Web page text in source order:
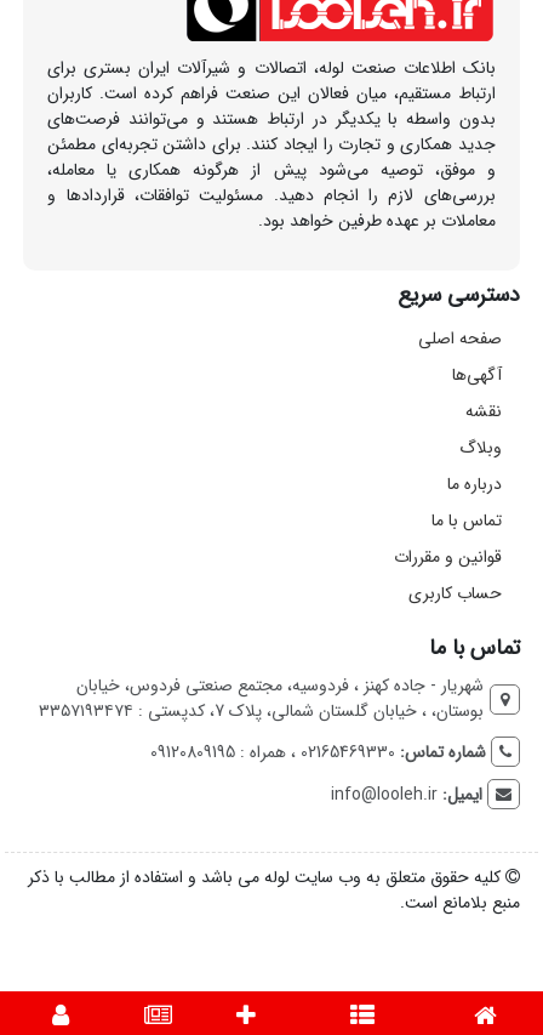
بانک اطلاعات صنعت لوله، اتصالات و شیرآلات ایران بستری برای
ارتباط مستقیم، میان فعالان این صنعت فراهم کرده است. کاربران
بدون واسطه با یکدیگر در ارتباط هستند و می‌توانند فرصت‌های
جدید همکاری و تجارت را ایجاد کنند. برای داشتن تجربه‌ای مطمئن
و موفق، توصیه می‌شود پیش از هرگونه همکاری یا معامله،
بررسی‌های لازم را انجام دهید. مسئولیت توافقات، قراردادها و
معاملات بر عهده طرفین خواهد بود.
دسترسی سریع
صفحه اصلی
آگهی‌ها
نقشه
وبلاگ
درباره ما
تماس با ما
قوانین و مقررات
حساب کاربری
تماس با ما
شهریار - جاده کهنز ، فردوسیه، مجتمع صنعتی فردوس، خیابان
بوستان، ، خیابان گلستان شمالی، پلاک 7، کدپستی : ۳۳۵۷۱۹۳۴۷۴
شماره تماس: 02165469330 ، همراه : 09120809195
ایمیل:info@looleh.ir
کلیه حقوق متعلق به وب سایت لوله می باشد و استفاده از مطالب با ذکر
منبع بلامانع است.